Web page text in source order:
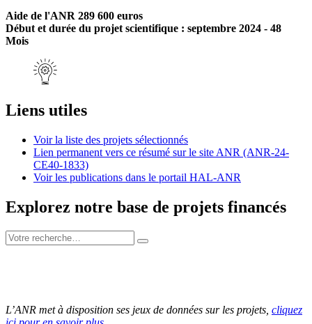
Aide de l'ANR 289 600 euros
Début et durée du projet scientifique : septembre 2024 - 48
Mois
Liens utiles
Voir la liste des projets sélectionnés
Lien permanent vers ce résumé sur le site ANR (ANR-24-
CE40-1833)
Voir les publications dans le portail HAL-ANR
Explorez notre base de projets financés
L’ANR met à disposition ses jeux de données sur les projets, cliquez